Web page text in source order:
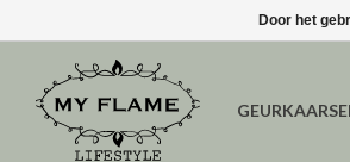
Door het